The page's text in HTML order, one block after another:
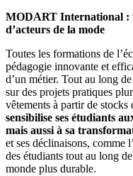
MODART International :
d’acteurs de la mode
Toutes les formations de
pédagogie innovante et
d’un métier. Tout au long
sur des projets pratiques
vêtements à partir de
sensibilise ses étudiants
mais aussi à sa
et ses déclinaisons, comme l’
des étudiants tout au long
monde plus durable.